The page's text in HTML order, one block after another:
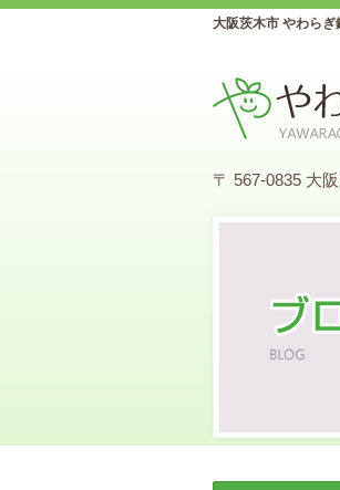
大阪茨木市 やわらぎ
〒 567-0835 大